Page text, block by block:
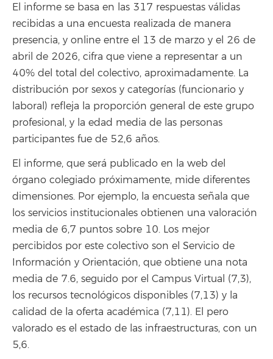
El informe se basa en las 317 respuestas válidas
recibidas a una encuesta realizada de manera
presencia, y online entre el 13 de marzo y el 26 de
abril de 2026, cifra que viene a representar a un
40% del total del colectivo, aproximadamente. La
distribución por sexos y categorías (funcionario y
laboral) refleja la proporción general de este grupo
profesional, y la edad media de las personas
participantes fue de 52,6 años.
El informe, que será publicado en la web del
órgano colegiado próximamente, mide diferentes
dimensiones. Por ejemplo, la encuesta señala que
los servicios institucionales obtienen una valoración
media de 6,7 puntos sobre 10. Los mejor
percibidos por este colectivo son el Servicio de
Información y Orientación, que obtiene una nota
media de 7.6, seguido por el Campus Virtual (7,3),
los recursos tecnológicos disponibles (7,13) y la
calidad de la oferta académica (7,11). El pero
valorado es el estado de las infraestructuras, con un
5,6.